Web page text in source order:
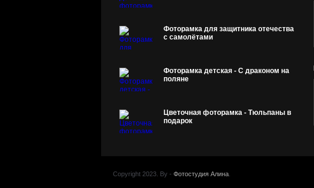
Фоторамка для защитника отечества
с самолётами
Фоторамка детская - С драконом на
поляне
Цветочная фоторамка - Тюльпаны в
подарок
Copyright 2023. By - Фотостудия Алина